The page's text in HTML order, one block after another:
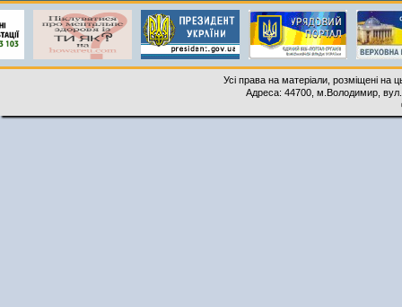
Усі права на матеріали, розміщені на
Адреса: 44700, м.Володимир,